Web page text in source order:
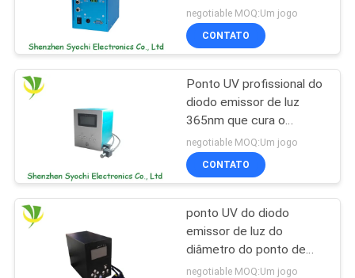
UMAS
CITAÇÕES
SITE
PRIVACY
POLICY
Refrigerador do
banho de gelo
Máquina do banho
de gelo
19
diâmetro da lâmpada
4mm do sistema para a
cura adesiva
negotiable MOQ:Um jogo
CONTATO
Ponto UV profissional do
diodo emissor de luz
365nm que cura o
sistema, precisão UV do
diodo emissor de luz que
cura-se para o
negotiable MOQ:Um jogo
CONTATO
ponto UV do diodo
emissor de luz do
diâmetro do ponto de
8mm que cura o sistema,
negotiable MOQ:Um jogo